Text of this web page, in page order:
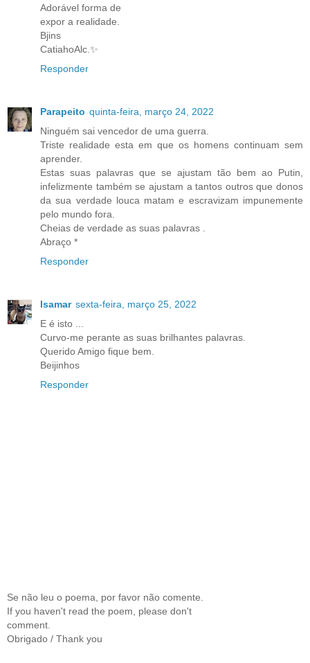
Adorável forma de
expor a realidade.
Bjins
CatiahoAlc.✨
Responder
Parapeito quinta-feira, março 24, 2022
Ninguém sai vencedor de uma guerra.
Triste realidade esta em que os homens continuam sem
aprender.
Estas suas palavras que se ajustam tão bem ao Putin,
infelizmente também se ajustam a tantos outros que donos
da sua verdade louca matam e escravizam impunemente
pelo mundo fora.
Cheias de verdade as suas palavras .
Abraço *
Responder
Isamar sexta-feira, março 25, 2022
E é isto ...
Curvo-me perante as suas brilhantes palavras.
Querido Amigo fique bem.
Beijinhos
Responder
Se não leu o poema, por favor não comente.
If you haven't read the poem, please don't
comment.
Obrigado / Thank you